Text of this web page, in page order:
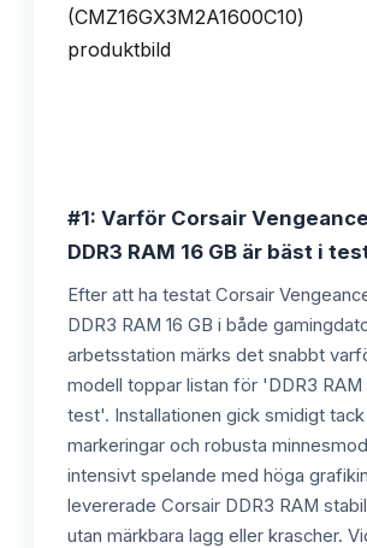
#1: Varför Corsair
DDR3 RAM 16 GB är bäst i
Efter att ha testat Corsair
DDR3 RAM 16 GB i både
arbetsstation märks det snabbt
modell toppar listan för 'DDR3 RAM
test'. Installationen gick smidigt
markeringar och robusta
intensivt spelande med höga
levererade Corsair DDR3 RAM
utan märkbara lagg eller krascher.